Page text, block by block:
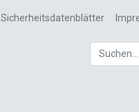
Sicherheitsdatenblätter